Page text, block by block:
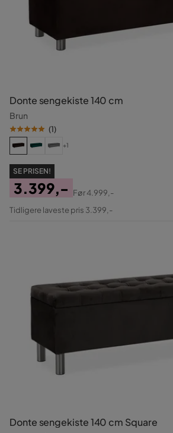
Donte sengekiste 140 cm
Brun
(1)
+1
SE PRISEN!
Pris
3.399,-
Original
Før4.999,-
Tidligere laveste pris 3.399,-
Donte sengekiste 140 cm Square